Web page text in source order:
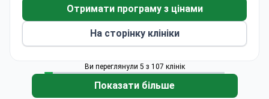
Отримати програму з цінами
На сторінку клініки
Ви переглянули 5 з 107 клінік
Показати більше